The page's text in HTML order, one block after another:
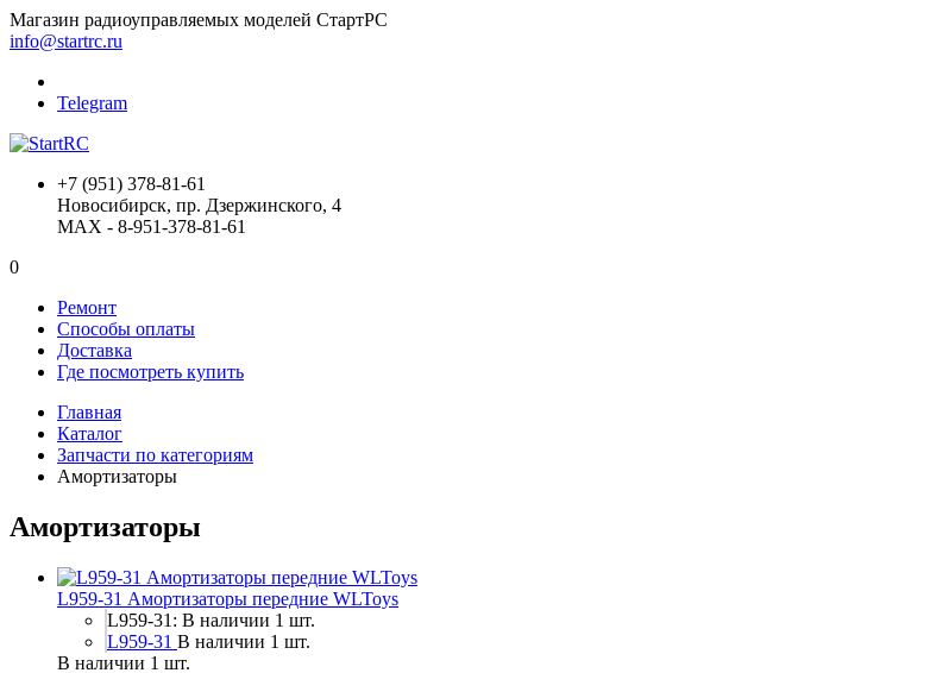
Магазин радиоуправляемых моделей СтартРС
info@startrc.ru
Telegram
+7 (951) 378-81-61
Новосибирск, пр. Дзержинского, 4
MAX - 8-951-378-81-61
0
Ремонт
Способы оплаты
Доставка
Где посмотреть купить
Главная
Каталог
Запчасти по категориям
Амортизаторы
Амортизаторы
L959-31 Амортизаторы передние WLToys
L959-31: В наличии 1 шт.
L959-31 В наличии 1 шт.
В наличии 1 шт.